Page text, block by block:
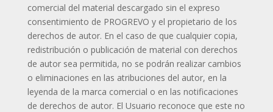
comercial del material descargado sin el expreso
consentimiento de PROGREVO y el propietario de los
derechos de autor. En el caso de que cualquier copia,
redistribución o publicación de material con derechos
de autor sea permitida, no se podrán realizar cambios
o eliminaciones en las atribuciones del autor, en la
leyenda de la marca comercial o en las notificaciones
de derechos de autor. El Usuario reconoce que este no